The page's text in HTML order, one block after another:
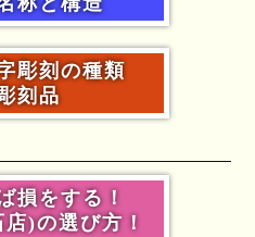
彫刻の種類
刻品
損をする！
)の選び方！